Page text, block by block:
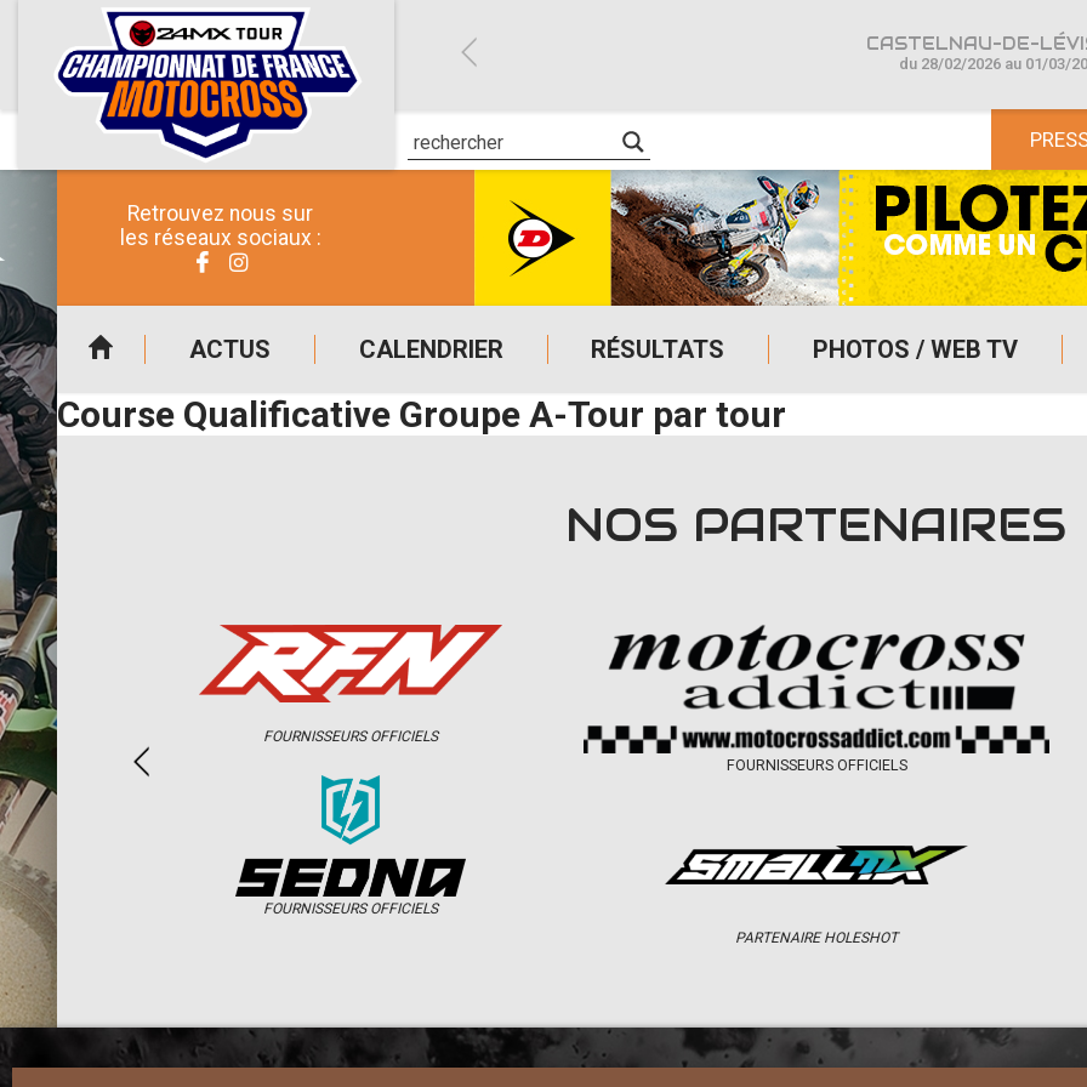
Retrouvez nous sur
les réseaux sociaux :
ACTUS CALENDRIER RÉSULTATS PHOTOS / WEB TV
CASTELNAU-DE-
du 28/02/2026 au 01/03/
Course Qualificative Groupe A-Tour par tour
NOS PARTENAIRES
FOURNISSEURS OFFICIELS
FOURNISSEURS OFFICIELS
FOURNISSEURS OFFICIELS
PARTENAIRE HOLESHOT